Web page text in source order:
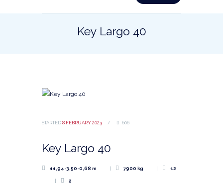
Key Largo 40
STARTED8 FEBRUARY 2023 606
Key Largo 40
11,94-3,50-0,68 m 7900 kg 12
2